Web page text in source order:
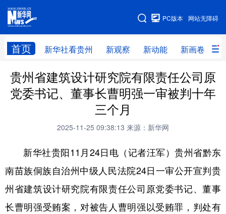
网站无障碍
PC版本
首页 新华社看贵州 新观察 新动能 新画卷
网站地图
新华社看贵州 新观察 新动能 新画卷
贵州要闻 贵州领导 人事 廉政
光影贵州 县区直达 企业速递
六盘水 毕节 铜仁 黔东南
贵州省建筑设计研究院有限责任公司原
党委书记、董事长曹明强一审被判十年
三个月
2025-11-25 09:38:13 来源：新华网
新华社贵阳11月24日电（记者汪军）贵州省黔东
南苗族侗族自治州中级人民法院24日一审公开宣判贵
州省建筑设计研究院有限责任公司原党委书记、董事
长曹明强受贿案，对被告人曹明强以受贿罪，判处有